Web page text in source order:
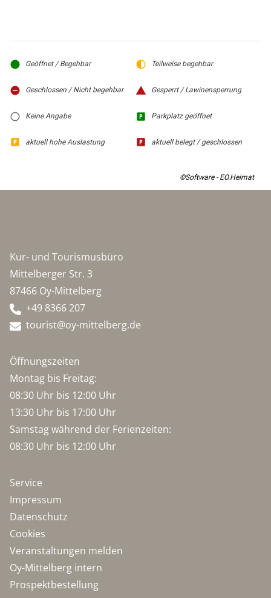
Geöffnet / Begehbar Teilweise begehbar
Geschlossen / Nicht begehbar Gesperrt / Lawinensperrung
Keine Angabe Parkplatz geöffnet
aktuell hohe Auslastung aktuell belegt / geschlossen
©Software - EO.Heimat
Kur- und Tourismusbüro
Mittelberger Str. 3
87466 Oy-Mittelberg
+49 8366 207
tourist@oy-mittelberg.de
Öffnungszeiten
Montag bis Freitag:
08:30 Uhr bis 12:00 Uhr
13:30 Uhr bis 17:00 Uhr
Samstag während der Ferienzeiten:
08:30 Uhr bis 12:00 Uhr
Service
Impressum
Datenschutz
Cookies
Veranstaltungen melden
Oy-Mittelberg intern
Prospektbestellung